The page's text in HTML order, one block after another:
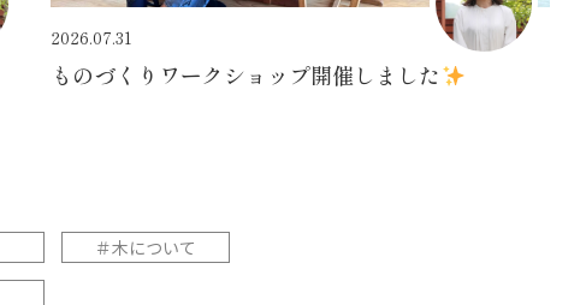
2026.07.31
ものづくりワークショップ開催しました
＃木について